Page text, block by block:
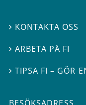
 KONTAKTA OSS
 ARBETA PÅ FI
TIPSA FI – GÖR